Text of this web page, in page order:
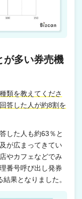
多い券売機
類を教えてくださ
答した人が約8割を
した人も約63％と
が広まってきてい
やカフェなどでみ
番号呼び出し発券
果となりました。